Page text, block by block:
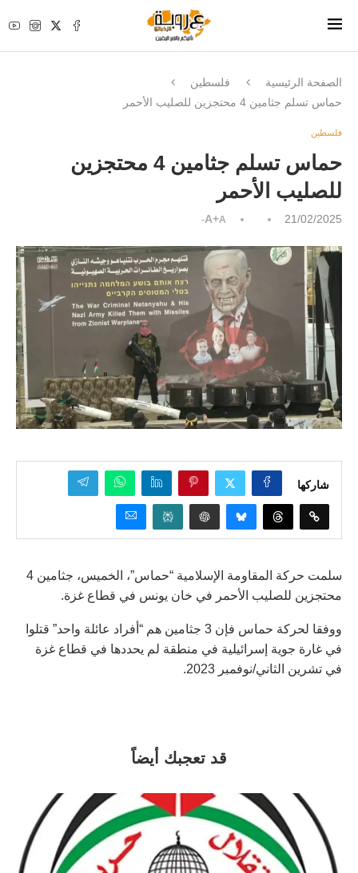
الصفحة الرئيسية
فلسطين
حماس تسلم جثامين 4 محتجزين للصليب الأحمر
فلسطين
حماس تسلم جثامين 4 محتجزين
للصليب الأحمر
21/02/2025
A+A-
شاركها
سلمت حركة المقاومة الإسلامية “حماس”، الخميس، جثامين 4
محتجزين للصليب الأحمر في خان يونس في قطاع غزة.
ووفقا لحركة حماس فإن 3 جثامين هم “أفراد عائلة واحد” قتلوا
في غارة جوية إسرائيلية في منطقة لم يحددها في قطاع غزة
في تشرين الثاني/نوفمبر 2023.
قد تعجبك أيضاً